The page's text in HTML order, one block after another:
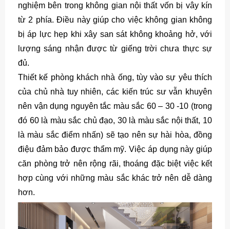
nghiệm bên trong không gian nội thất vốn bị vây kín
từ 2 phía. Điều này giúp cho việc không gian không
bị áp lực hẹp khi xây san sát không khoảng hở, với
lượng sáng nhận được từ giếng trời chưa thực sự
đủ.
Thiết kế phòng khách nhà ống, tùy vào sự yêu thích
của chủ nhà tuy nhiên, các kiến trúc sư vẫn khuyên
nên vận dụng nguyên tắc màu sắc 60 – 30 -10 (trong
đó 60 là màu sắc chủ đạo, 30 là màu sắc nội thất, 10
là màu sắc điểm nhấn) sẽ tạo nên sự hài hòa, đồng
điệu đảm bảo được thẩm mỹ. Việc áp dụng này giúp
căn phòng trở nên rộng rãi, thoáng đặc biệt việc kết
hợp cùng với những màu sắc khác trở nên dễ dàng
hơn.